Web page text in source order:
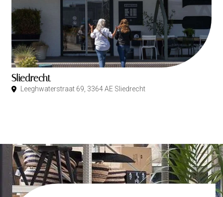
Sliedrecht
Leeghwaterstraat 69, 3364 AE Sliedrecht